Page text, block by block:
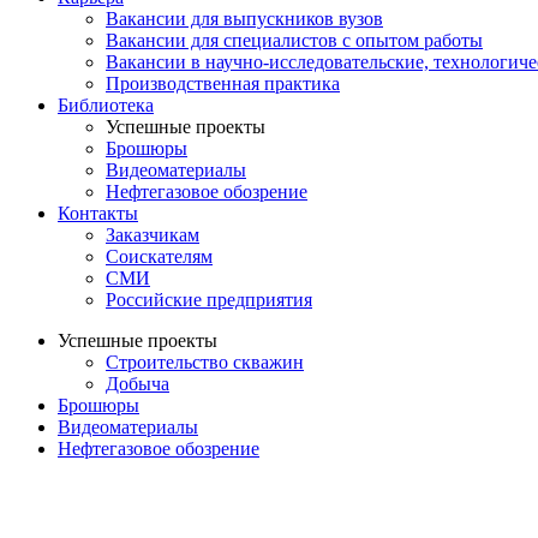
Вакансии для выпускников вузов
Вакансии для специалистов с опытом работы
Вакансии в научно-исследовательские,
Производственная практика
Библиотека
Успешные проекты
Брошюры
Видеоматериалы
Нефтегазовое обозрение
Контакты
Заказчикам
Соискателям
СМИ
Российские предприятия
Успешные проекты
Строительство скважин
Добыча
Брошюры
Видеоматериалы
Нефтегазовое обозрение